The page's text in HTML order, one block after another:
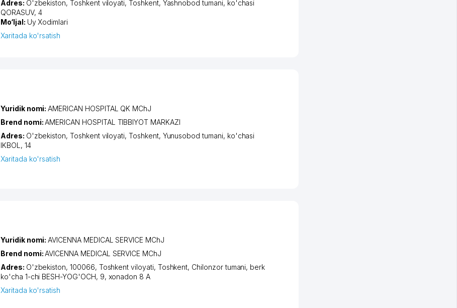
Adres: O'zbekiston,Toshkent viloyati,Toshkent, Yashnobod tumani, ko'chasi
QORASUV, 4
Mo‘ljal: Uy Xodimlari
Xaritada ko'rsatish
Yuridik nomi:AMERICAN HOSPITAL QK MChJ
Brend nomi:AMERICAN HOSPITAL TIBBIYOT MARKAZI
Adres: O'zbekiston,Toshkent viloyati,Toshkent, Yunusobod tumani, ko'chasi
IKBOL , 14
Xaritada ko'rsatish
Yuridik nomi:AVICENNA MEDICAL SERVICE MChJ
Brend nomi:AVICENNA MEDICAL SERVICE MChJ
Adres: O'zbekiston, 100066, Toshkent viloyati, Toshkent, Chilonzor tumani, berk
ko'cha 1-chi BESH-YOG'OCH, 9, xonadon 8 A
Xaritada ko'rsatish